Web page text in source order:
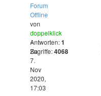
Forum
Offline
von
doppelklick
»
Sa
7.
Nov
2020,
17:03
Antworten:1
Zugriffe:4068